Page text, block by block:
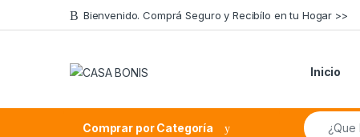
Skip to navigation
Skip to content Bienvenido. Comprá Seguro y Recibílo en tu Hogar >>
Inicio
Comprar por Categoría
Search for: